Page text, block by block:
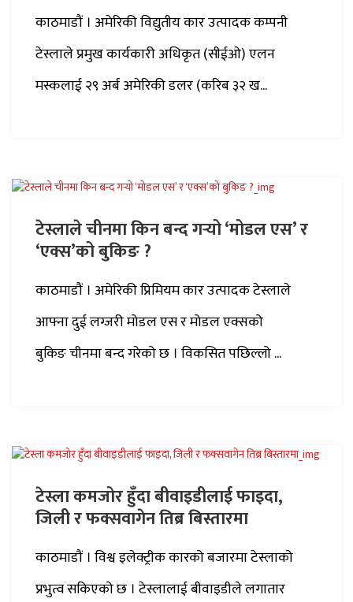
काठमाडौं । अमेरिकी विद्युतीय कार उत्पादक कम्पनी
टेस्लाले प्रमुख कार्यकारी अधिकृत (सीईओ) एलन
मस्कलाई २९ अर्ब अमेरिकी डलर (करिब ३२ ख...
टेस्लाले चीनमा किन बन्द गर्‍यो ‘मोडल एस’ र
‘एक्स’को बुकिङ ?
काठमाडौं । अमेरिकी प्रिमियम कार उत्पादक टेस्लाले
आफ्ना दुई लग्जरी मोडल एस र मोडल एक्सको
बुकिङ चीनमा बन्द गरेको छ । विकसित पछिल्लो ...
टेस्ला कमजोर हुँदा बीवाइडीलाई फाइदा,
जिली र फक्सवागेन तिब्र बिस्तारमा
काठमाडौं । विश्व इलेक्ट्रीक कारको बजारमा टेस्लाको
प्रभुत्व सकिएको छ । टेस्लालाई बीवाइडीले लगातार